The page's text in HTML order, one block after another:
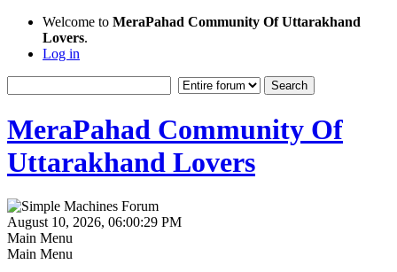
Welcome to MeraPahad Community Of Uttarakhand
Lovers.
Log in
MeraPahad Community Of
Uttarakhand Lovers
August 10, 2026, 06:00:29 PM
Main Menu
Main Menu